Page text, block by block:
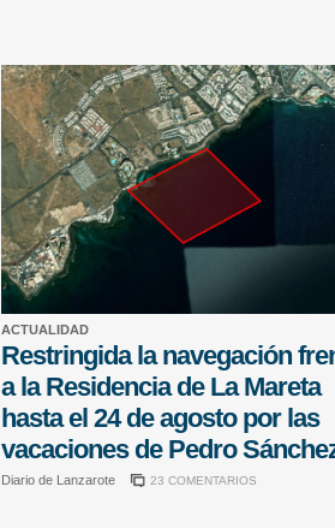
ACTUALIDAD
Restringida la navegación
a la Residencia de La Mareta
hasta el 24 de agosto por las
vacaciones de Pedro
Diario de Lanzarote 23 COMENTARIOS